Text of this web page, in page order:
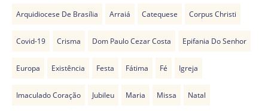
Arquidiocese De Brasília Arraiá Catequese Corpus Christi
Covid-19 Crisma Dom Paulo Cezar Costa Epifania Do Senhor
Europa Existência Festa Fátima Fé Igreja
Imaculado Coração Jubileu Maria Missa Natal